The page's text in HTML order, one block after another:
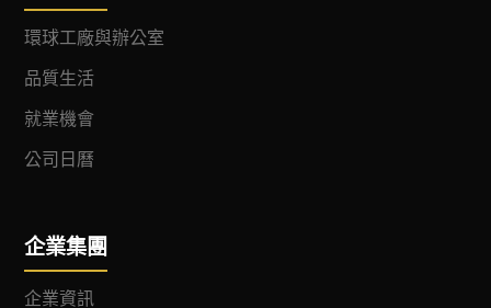
環球工廠與辦公室
品質生活
就業機會
公司日曆
企業集團
企業資訊